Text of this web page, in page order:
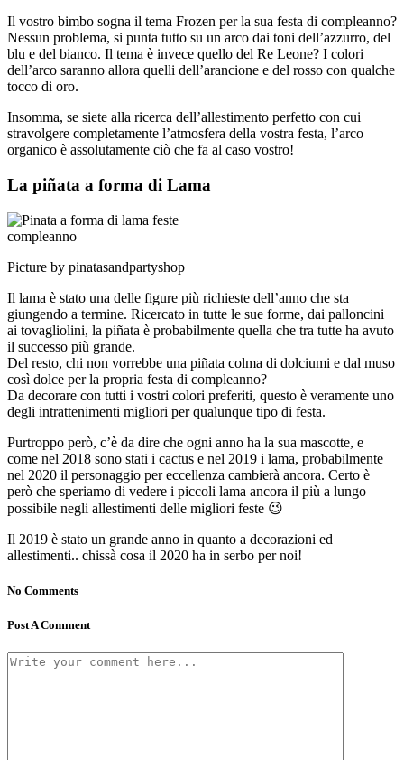
Il vostro bimbo sogna il tema Frozen per la sua festa di compleanno?
Nessun problema, si punta tutto su un arco dai toni dell’azzurro, del
blu e del bianco. Il tema è invece quello del Re Leone? I colori
dell’arco saranno allora quelli dell’arancione e del rosso con qualche
tocco di oro.
Insomma, se siete alla ricerca dell’allestimento perfetto con cui
stravolgere completamente l’atmosfera della vostra festa, l’arco
organico è assolutamente ciò che fa al caso vostro!
La piñata a forma di Lama
Picture by pinatasandpartyshop
Il lama è stato una delle figure più richieste dell’anno che sta
giungendo a termine. Ricercato in tutte le sue forme, dai palloncini
ai tovagliolini, la piñata è probabilmente quella che tra tutte ha avuto
il successo più grande.
Del resto, chi non vorrebbe una piñata colma di dolciumi e dal muso
così dolce per la propria festa di compleanno?
Da decorare con tutti i vostri colori preferiti, questo è veramente uno
degli intrattenimenti migliori per qualunque tipo di festa.
Purtroppo però, c’è da dire che ogni anno ha la sua mascotte, e
come nel 2018 sono stati i cactus e nel 2019 i lama, probabilmente
nel 2020 il personaggio per eccellenza cambierà ancora. Certo è
però che speriamo di vedere i piccoli lama ancora il più a lungo
possibile negli allestimenti delle migliori feste 😉
Il 2019 è stato un grande anno in quanto a decorazioni ed
allestimenti.. chissà cosa il 2020 ha in serbo per noi!
No Comments
Post A Comment